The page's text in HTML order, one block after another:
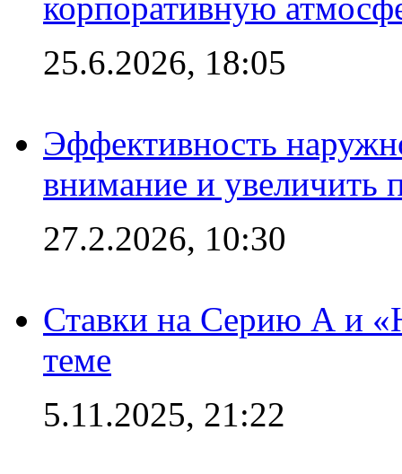
25.6.2026, 18:05
Эффективность
внимание и увеличить
27.2.2026, 10:30
Ставки на Серию А и
теме
5.11.2025, 21:22